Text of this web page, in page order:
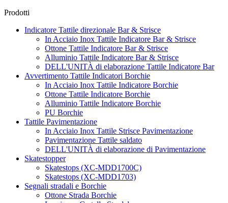
Prodotti
Indicatore Tattile direzionale Bar & Strisce
In Acciaio Inox Tattile Indicatore Bar & Strisce
Ottone Tattile Indicatore Bar & Strisce
Alluminio Tattile Indicatore Bar & Strisce
DELL'UNITÀ di elaborazione Tattile Indicatore Bar
Avvertimento Tattile Indicatori Borchie
In Acciaio Inox Tattile Indicatore Borchie
Ottone Tattile Indicatore Borchie
Alluminio Tattile Indicatore Borchie
PU Borchie
Tattile Pavimentazione
In Acciaio Inox Tattile Strisce Pavimentazione
Pavimentazione Tattile saldato
DELL'UNITÀ di elaborazione di Pavimentazione
Skatestopper
Skatestops (XC-MDD1700C)
Skatestops (XC-MDD1703)
Segnali stradali e Borchie
Ottone Strada Borchie